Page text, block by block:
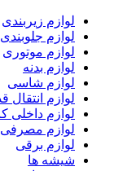
لوازم زیربندی
لوازم جلوبندی
لوازم موتوری
لوازم بدنه
لوازم شاسی
لوازم انتقال
لوازم داخلی
لوازم مصرفی
لوازم برقی
شیشه ها